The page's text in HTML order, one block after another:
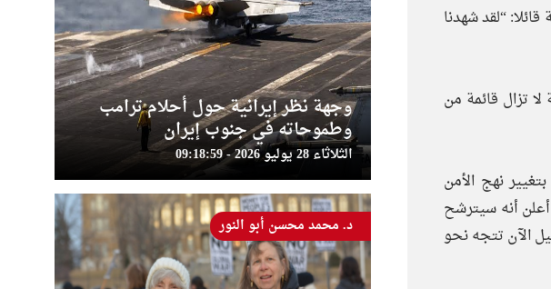
“لقد شهدنا
تزال قائمة من
حياته السياسية باستمرار الأزمات والحروب وقام بعد السابع من أكتوبر 2023م، بتغيير نهج الأمن
أنه سيترشح
الآن تتجه نحو
وجهة نظر إيرانية حول أحلام ترامب
وطموحاته في جنوب إيران
الثلاثاء 28 يوليو 2026 - 09:18:59
د. محمد محسن أبو النور